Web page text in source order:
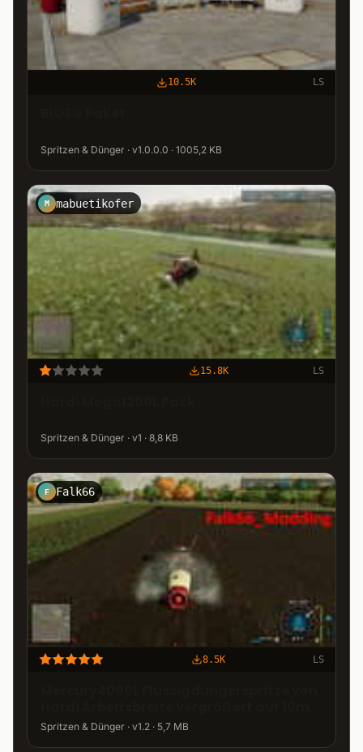
10.5K LS
Spritzen & Dünger · v1.0.0.0 · 1005,2 KB
M mabuetikofer
15.8K LS
Spritzen & Dünger · v1 · 8,8 KB
F Falk66
8.5K LS
Spritzen & Dünger · v1.2 · 5,7 MB